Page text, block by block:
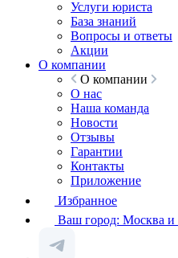
Услуги юриста
База знаний
Вопросы и ответы
Акции
О компании
О компании
О нас
Наша команда
Новости
Отзывы
Гарантии
Контакты
Приложение
Избранное
Ваш город: Москва и